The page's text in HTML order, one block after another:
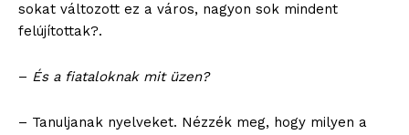
sokat változott ez a város, nagyon sok mindent
felújítottak?.
– És a fiataloknak mit üzen?
– Tanuljanak nyelveket. Nézzék meg, hogy milyen a